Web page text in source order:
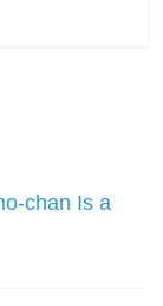
chan Is a